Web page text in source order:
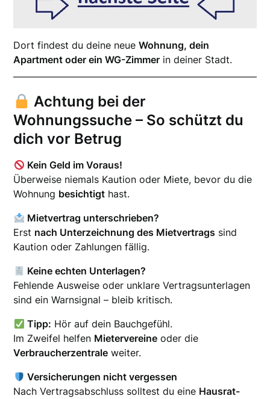
Dort findest du deine neueWohnung, dein
Apartment oder ein WG-Zimmer in deiner Stadt.
Achtung bei der
Wohnungssuche – So schützt du
dich vor Betrug
Kein Geld im Voraus!
Überweise niemals Kaution oder Miete, bevor du die
Wohnung besichtigt hast.
Mietvertrag unterschrieben?
Erst nach Unterzeichnung des Mietvertrags sind
Kaution oder Zahlungen fällig.
Keine echten Unterlagen?
Fehlende Ausweise oder unklare Vertragsunterlagen
sind ein Warnsignal – bleib kritisch.
Tipp: Hör auf dein Bauchgefühl.
Im Zweifel helfen Mietervereine oder die
Verbraucherzentrale weiter.
Versicherungen nicht vergessen
Nach Vertragsabschluss solltest du eine Hausrat-